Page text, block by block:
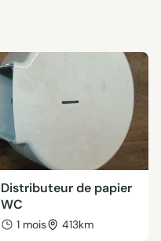
Distributeur de papier
WC
1 mois 413km